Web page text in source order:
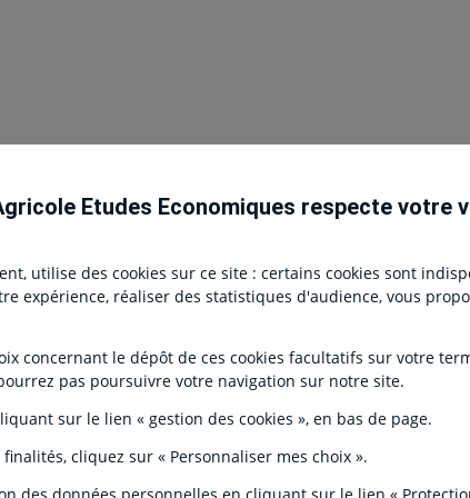
top navigation - Internet
sommes-nous ?
Mes alertes
Subtext
Personnalisez vos contenus et
Manage preferences link
Etudes Economiques respecte votre
utilise des cookies sur ce site : certains cookies sont
expérience, réaliser des statistiques d'audience, vous
concernant le dépôt de ces cookies facultatifs sur votre
pas poursuivre votre navigation sur notre site.
sur le lien « gestion des cookies », en bas de page.
cliquez sur « Personnaliser mes choix ».